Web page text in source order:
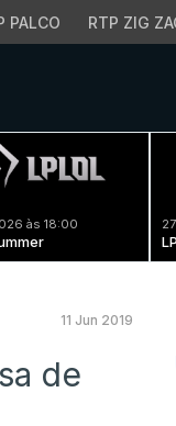
PALCO RTP ZIG
às 18:00
11 Jun 2019
de